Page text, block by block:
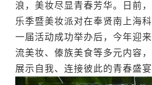
浪，美妆尽显青春芳华。日前
乐季暨美妆派对在奉贤南上海
一届活动成功举办后，今年迎
流美妆、傣族美食等多元内容
展示自我、连接彼此的青春盛宴